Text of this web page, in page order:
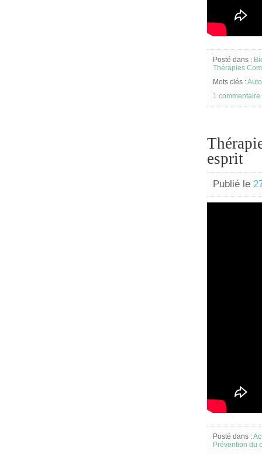
Posté dans :
Thérapies
Mots clés :
1 commentaire
esprit
Publié le
Posté dans :
Prévention du